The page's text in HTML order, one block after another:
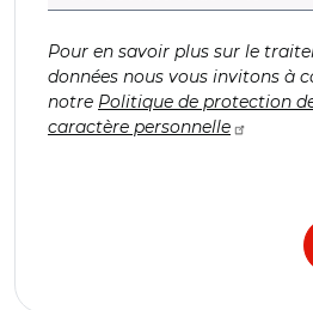
Pour en savoir plus sur le
données nous vous invitons à
notre Politique de protection
caractère personnelle